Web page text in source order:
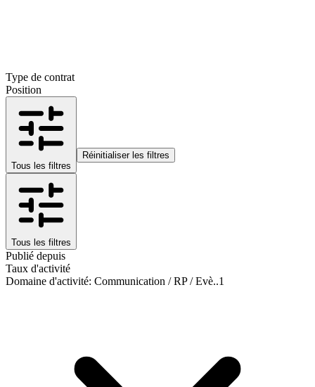
Type de contrat
Position
Tous les filtres
Réinitialiser les filtres
Tous les filtres
Publié depuis
Taux d'activité
Domaine d'activité: Communication / RP / Evè..1